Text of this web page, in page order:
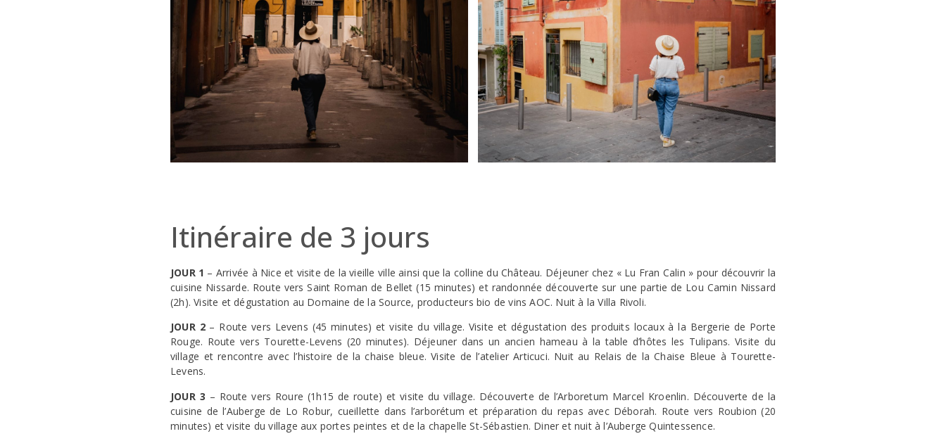
Itinéraire de 3 jours
JOUR 1 – Arrivée à Nice et visite de la vieille ville ainsi que la colline du Château. Déjeuner chez « Lu Fran Calin » pour découvrir la
cuisine Nissarde. Route vers Saint Roman de Bellet (15 minutes) et randonnée découverte sur une partie de Lou Camin Nissard
(2h). Visite et dégustation au Domaine de la Source, producteurs bio de vins AOC. Nuit à la Villa Rivoli.
JOUR 2 – Route vers Levens (45 minutes) et visite du village. Visite et dégustation des produits locaux à la Bergerie de Porte
Rouge. Route vers Tourette-Levens (20 minutes). Déjeuner dans un ancien hameau à la table d’hôtes les Tulipans. Visite du
village et rencontre avec l’histoire de la chaise bleue. Visite de l’atelier Articuci. Nuit au Relais de la Chaise Bleue à Tourette-
Levens.
JOUR 3 – Route vers Roure (1h15 de route) et visite du village. Découverte de l’Arboretum Marcel Kroenlin. Découverte de la
cuisine de l’Auberge de Lo Robur, cueillette dans l’arborétum et préparation du repas avec Déborah. Route vers Roubion (20
minutes) et visite du village aux portes peintes et de la chapelle St-Sébastien. Diner et nuit à l’Auberge Quintessence.